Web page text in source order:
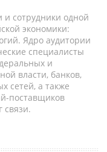
и сотрудники одной
экономики:
Ядро аудитории
специалисты
и
власти, банков,
сетей, а также
поставщиков
связи.